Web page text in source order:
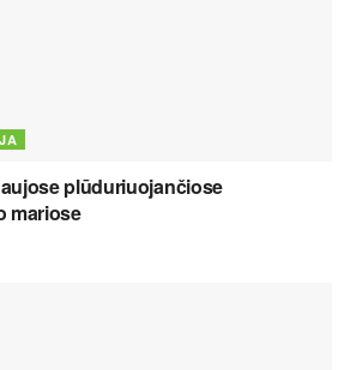
plūduriuojančiose
mariose